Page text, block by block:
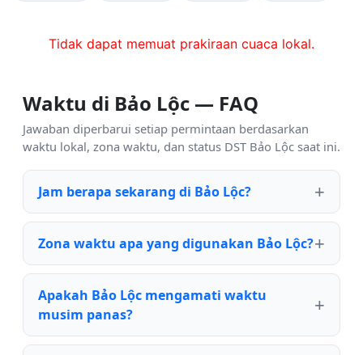
Tidak dapat memuat prakiraan cuaca lokal.
Waktu di Bảo Lộc — FAQ
Jawaban diperbarui setiap permintaan berdasarkan
waktu lokal, zona waktu, dan status DST Bảo Lộc saat ini.
Jam berapa sekarang di Bảo Lộc?
Zona waktu apa yang digunakan Bảo Lộc?
Apakah Bảo Lộc mengamati waktu
musim panas?